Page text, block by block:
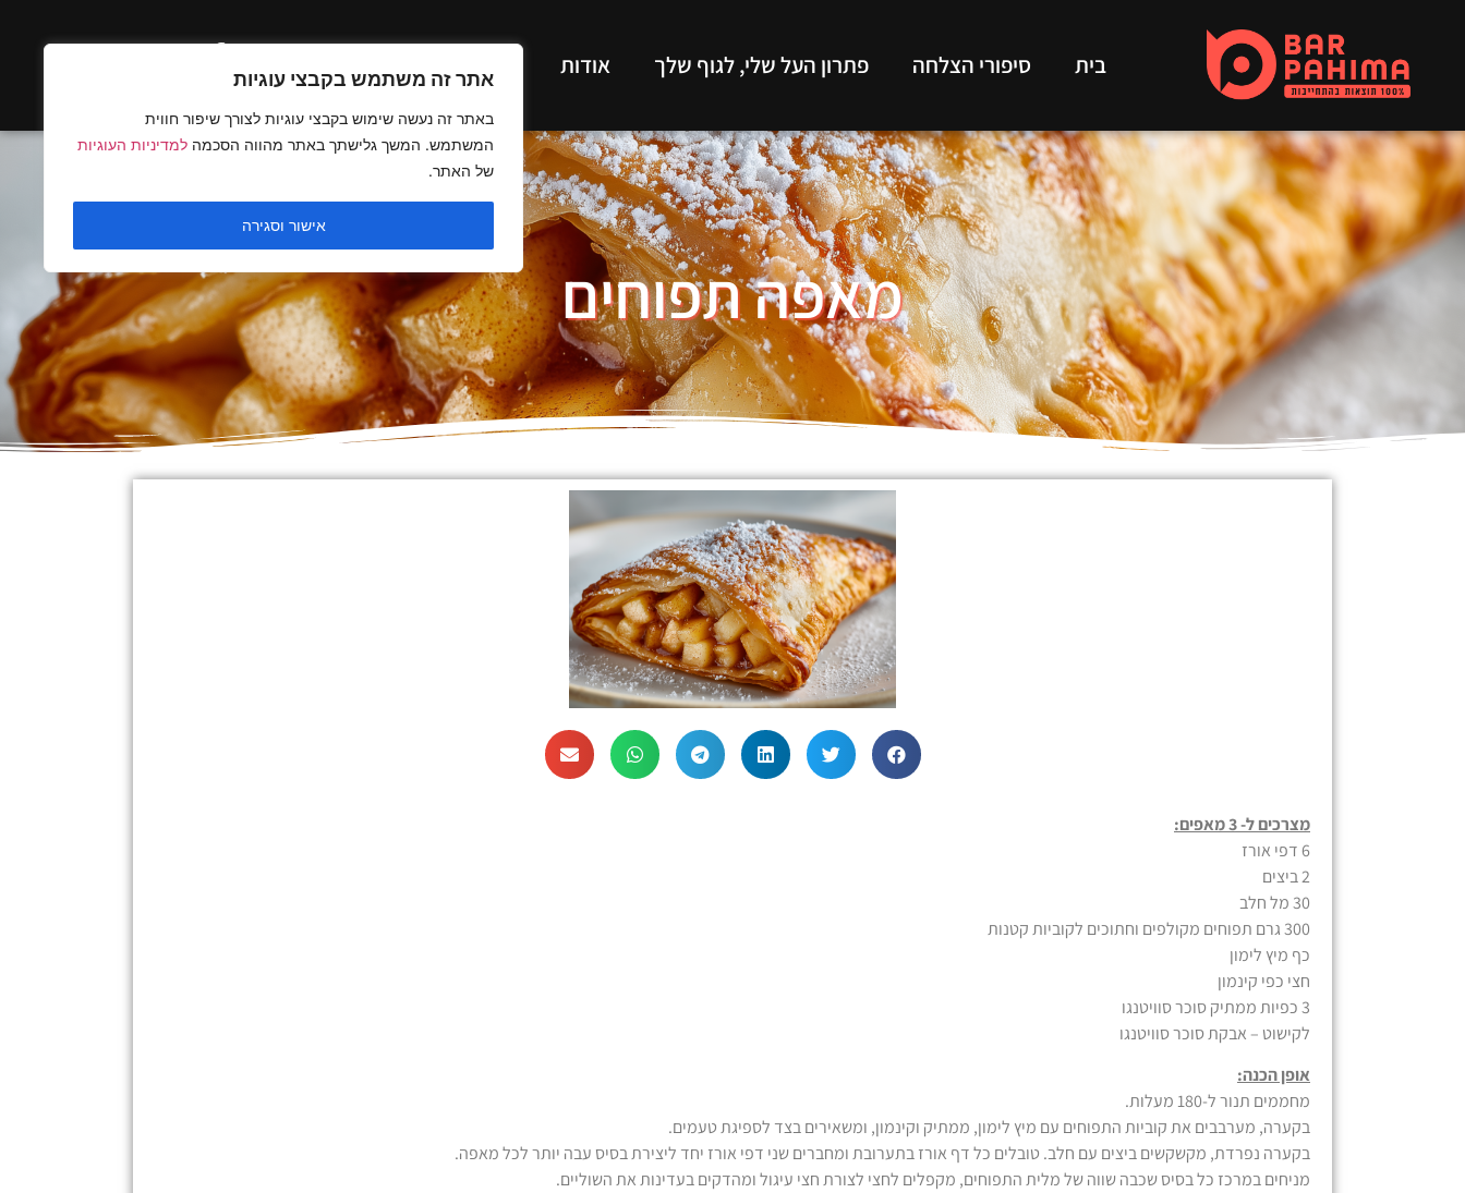
אתר זה משתמש בקבצי עוגיות
באתר זה נעשה שימוש בקבצי עוגיות לצורך שיפור חווית
המשתמש. המשך גלישתך באתר מהווה הסכמה למדיניות העוגיות
של האתר.
אישור וסגירה
בית סיפורי הצלחה פתרון העל שלי, לגוף שלך אודות
מאפה תפוחים
מצרכים ל- 3 מאפים:
6 דפי אורז
2 ביצים
30 מל חלב
300 גרם תפוחים מקולפים וחתוכים לקוביות קטנות
כף מיץ לימון
חצי כפי קינמון
3 כפיות ממתיק סוכר סוויטנגו
לקישוט – אבקת סוכר סוויטנגו
אופן הכנה:
מחממים תנור ל-180 מעלות.
בקערה, מערבבים את קוביות התפוחים עם מיץ לימון, ממתיק וקינמון, ומשאירים בצד לספיגת טעמים.
בקערה נפרדת, מקשקשים ביצים עם חלב. טובלים כל דף אורז בתערובת ומחברים שני דפי אורז יחד ליצירת בסיס עבה יותר לכל מאפה.
מניחים במרכז כל בסיס שכבה שווה של מלית התפוחים, מקפלים לחצי לצורת חצי עיגול ומהדקים בעדינות את השוליים.